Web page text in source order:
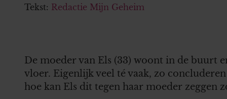
Tekst: Redactie Mijn Geheim
De moeder van Els (33) woont in de buurt
vloer. Eigenlijk veel té vaak, zo
hoe kan Els dit tegen haar moeder zeggen